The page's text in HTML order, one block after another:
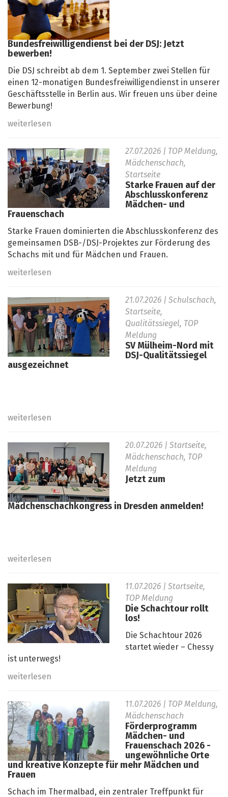
Bundesfreiwilligendienst bei der DSJ: Jetzt
bewerben!
Die DSJ schreibt ab dem 1. September zwei Stellen für
einen 12-monatigen Bundesfreiwilligendienst in unserer
Geschäftsstelle in Berlin aus. Wir freuen uns über deine
Bewerbung!
weiterlesen
27.07.2026 | TOP Meldung,
Mädchenschach,
Startseite
Starke Frauen auf der
Abschlusskonferenz
Mädchen- und
Frauenschach
Starke Frauen dominierten die Abschlusskonferenz des
gemeinsamen DSB-/DSJ-Projektes zur Förderung des
Schachs mit und für Mädchen und Frauen.
weiterlesen
21.07.2026 | Schulschach,
Startseite,
Qualitätssiegel, TOP
Meldung
SV Mülheim-Nord mit
DSJ-Qualitätssiegel
ausgezeichnet
weiterlesen
20.07.2026 | Startseite,
Mädchenschach, TOP
Meldung
Jetzt zum
Mädchenschachkongress in Dresden anmelden!
weiterlesen
11.07.2026 | Startseite,
TOP Meldung
Die Schachtour rollt
los!
Die Schachtour 2026
startet wieder – Chessy
ist unterwegs!
weiterlesen
11.07.2026 | TOP Meldung,
Mädchenschach
Förderprogramm
Mädchen- und
Frauenschach 2026 -
ungewöhnliche Orte
und kreative Konzepte für mehr Mädchen und
Frauen
Schach im Thermalbad, ein zentraler Treffpunkt für